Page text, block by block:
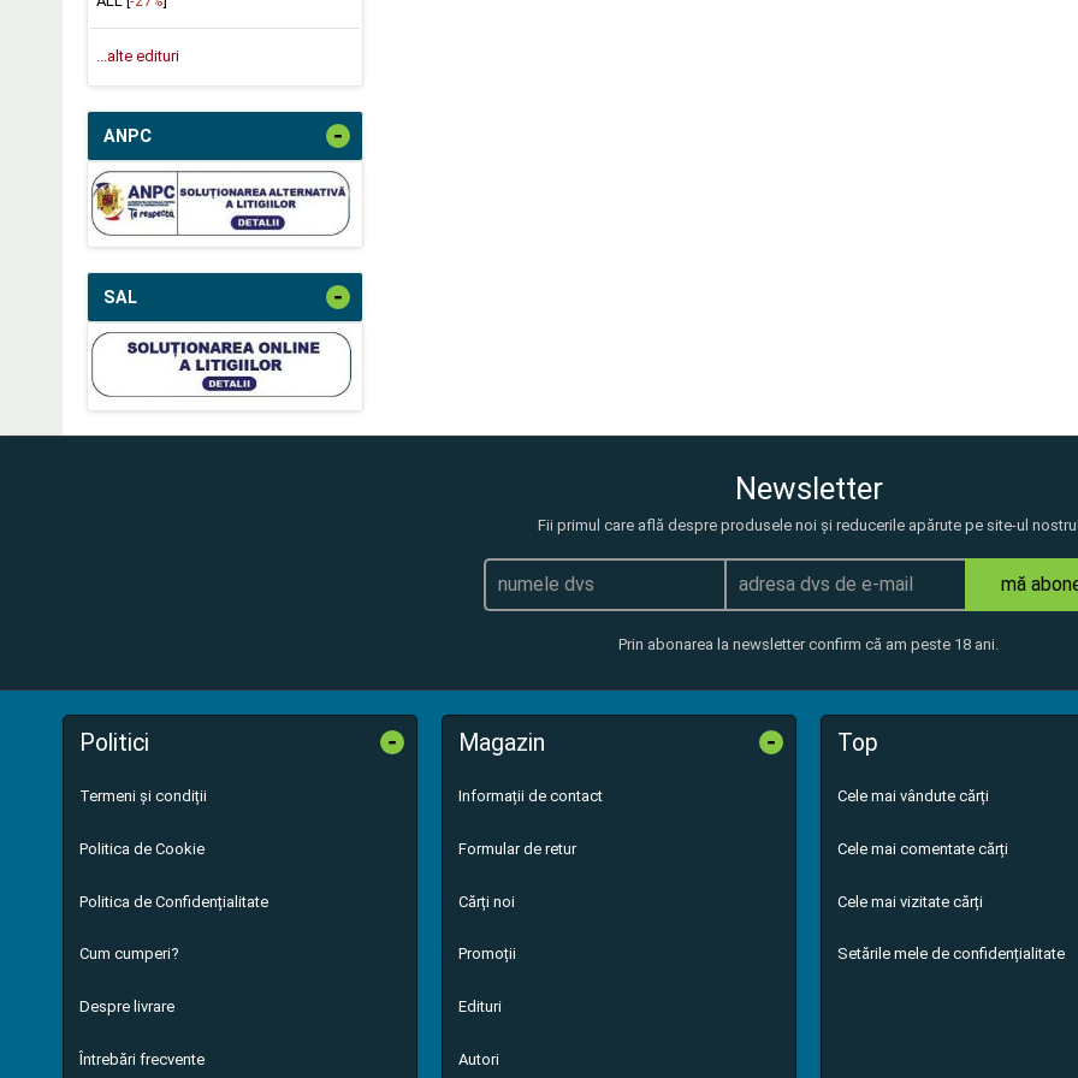
...alte edituri
ANPC -
SAL -
Newsletter
Fii primul care află despre produsele noi și reducerile apărute pe site-ul
mă
Prin abonarea la newsletter confirm că am peste 18 ani.
Politici -
Termeni și condiții
Politica de Cookie
Politica de Confidențialitate
Cum cumperi?
Despre livrare
Întrebări frecvente
Magazin -
Informații de contact
Formular de retur
Cărți noi
Promoții
Edituri
Autori
Top
Cele mai vândute cărți
Cele mai comentate cărți
Cele mai vizitate cărți
Setările mele de confidențialitate